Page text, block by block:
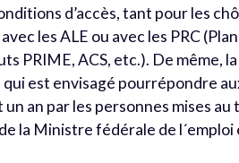
d’accès, tant pour les
les ALE ou avec les PRC
PRIME, ACS, etc.). De même,
qui est envisagé pourrépondre
an par les personnes mises au
la Ministre fédérale de